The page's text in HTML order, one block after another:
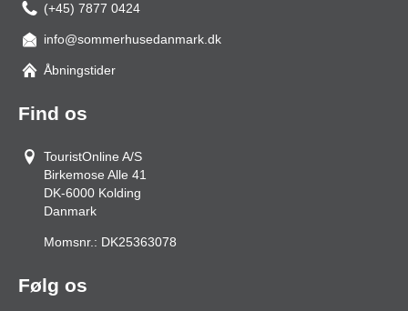
(+45) 7877 0424
info@sommerhusedanmark.dk
Åbningstider
Find os
TouristOnline A/S
Birkemose Alle 41
DK-6000 Kolding
Danmark
Momsnr.: DK25363078
Følg os